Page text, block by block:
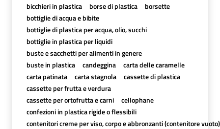
bicchieri in plastica
borse di plastica
borsette
bottiglie di acqua e bibite
bottiglie di plastica per acqua, olio, succhi
bottiglie in plastica per liquidi
buste e sacchetti per alimenti in genere
buste in plastica
candeggina
carta delle caramelle
carta patinata
carta stagnola
cassette di plastica
cassette per frutta e verdura
cassette per ortofrutta e carni
cellophane
confezioni in plastica rigide o flessibili
contenitori creme per viso, corpo e abbronzanti (contenitore vuoto)